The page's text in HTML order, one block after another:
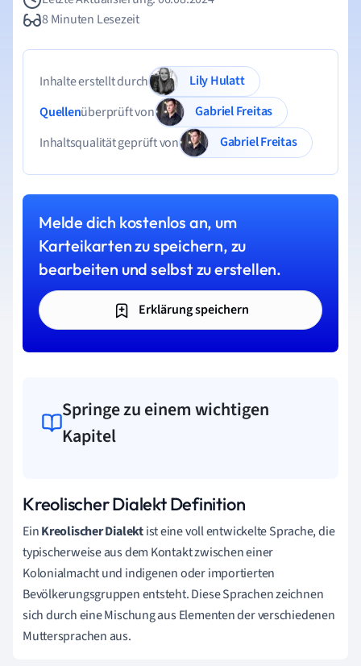
8 Minuten Lesezeit
Inhalte erstellt durch
Lily Hulatt
Quellenüberprüft von
Gabriel Freitas
Inhaltsqualität geprüft von
Gabriel Freitas
Melde dich kostenlos an, um
Karteikarten zu speichern, zu
bearbeiten und selbst zu erstellen.
Erklärung speichern
Springe zu einem wichtigen
Kapitel
Kreolischer Dialekt Definition
EinKreolischer Dialektist eine voll entwickelte Sprache, die
typischerweise aus dem Kontakt zwischen einer
Kolonialmacht und indigenen oder importierten
Bevölkerungsgruppen entsteht. Diese Sprachen zeichnen
sich durch eine Mischung aus Elementen der verschiedenen
Muttersprachen aus.